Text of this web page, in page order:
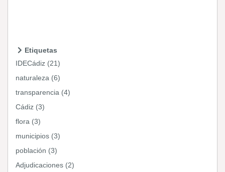
Etiquetas
IDECádiz (21)
naturaleza (6)
transparencia (4)
Cádiz (3)
flora (3)
municipios (3)
población (3)
Adjudicaciones (2)